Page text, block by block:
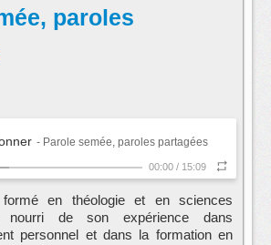
paroles
- Parole semée, paroles partagées
00:00 / 15:09
en théologie et en sciences
nourri de son expérience dans
personnel et dans la formation en